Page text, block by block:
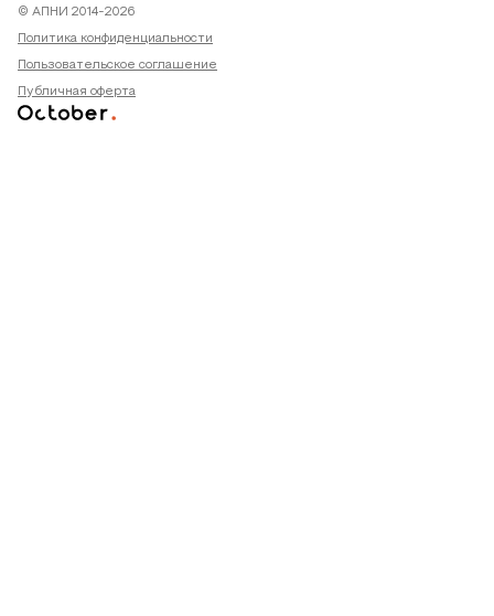
© АПНИ 2014-2026
Политика конфиденциальности
Пользовательское соглашение
Публичная оферта